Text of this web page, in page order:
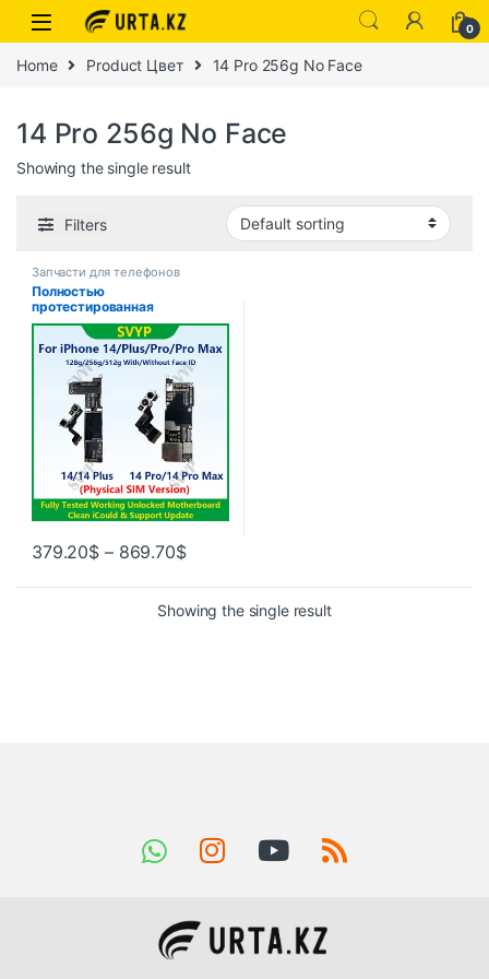
0
Home Product Цвет 14 Pro 256g No Face
14 Pro 256g No Face
Showing the single result
Filters
Запчасти для телефонов
Полностью
протестированная
аутентичная материнская
плата для iPhone 14 Pro Max,
разблокированная
материнская плата с
лицевым идентификатором,
очищенная iCloud Physics
SIM-версия
379.20$ – 869.70$
Showing the single result